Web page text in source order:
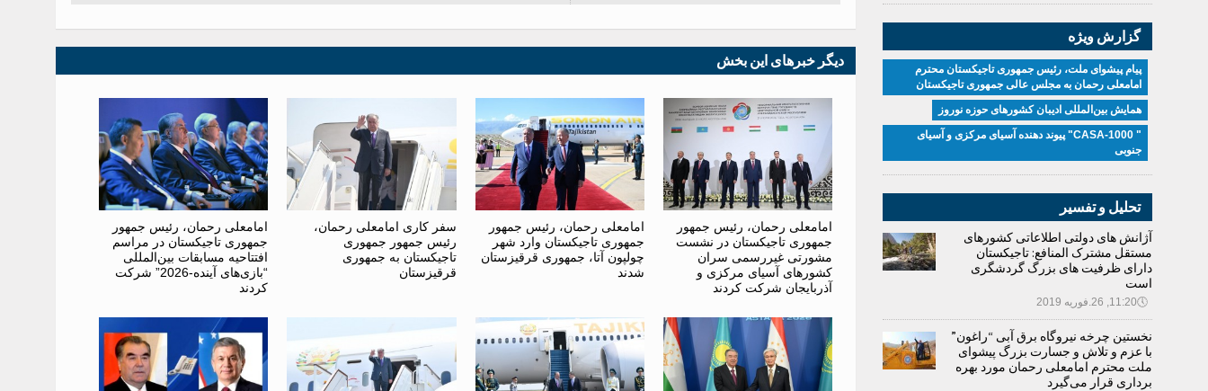
دیگر خبرهای این بخش
امامعلی رحمان، رئیس جمهور
جمهوری تاجیکستان در نشست
مشورتی غیررسمی سران
کشورهای آسیای مرکزی و
آذربایجان شرکت کردند
امامعلی رحمان، رئیس جمهور
جمهوری تاجیکستان وارد شهر
چولپون آتا، جمهوری قرقیزستان
شدند
سفر کاری امامعلی رحمان،
رئیس جمهور جمهوری
تاجیکستان به جمهوری
قرقیزستان
امامعلی رحمان، رئیس جمهور
جمهوری تاجیکستان در مراسم
افتتاحیه مسابقات بین‌المللی
“بازی‌های آینده-2026” شرکت
کردند
گزارش ویژه
پیام پیشوای ملت، رئیس جمهوری تاجیکستان محترم
امامعلی رحمان به مجلس عالی جمهوری تاجیکستان
همایش بین‌المللی ادیبان کشور‌های حوزه نوروز
" CASA-1000" پیوند دهنده آسیای مرکزی و آسیای
جنوبی
تحلیل و تفسیر
آژانش های دولتی اطلاعاتی کشورهای
مستقل مشترک المنافع: تاجیکستان
دارای ظرفیت های بزرگ گردشگری
است
🕔11:20, 26.فوریه 2019
نخستین چرخه نیروگاه برق آبی “راغون”
با عزم و تلاش و جسارت بزرگ پیشوای
ملت محترم امامعلی رحمان مورد بهره
برداری قرار می‌گیرد